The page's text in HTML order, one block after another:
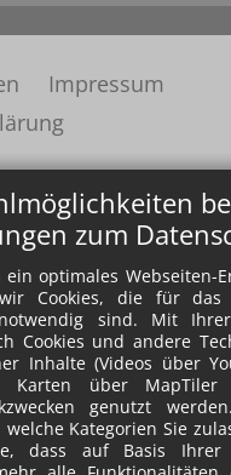
zum
optimales Webseiten-
Cookies, die für das
sind. Mit
Cookies und andere
Inhalte (Videos über
Karten über
genutzt
Kategorien Sie
dass auf Basis Ihrer
Impressum